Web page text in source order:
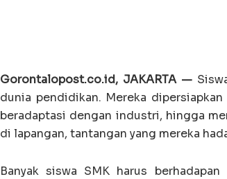
Gorontalopost.co.id, JAKARTA —
dunia pendidikan. Mereka
beradaptasi dengan industri, hingga
di lapangan, tantangan yang mereka
Banyak siswa SMK harus